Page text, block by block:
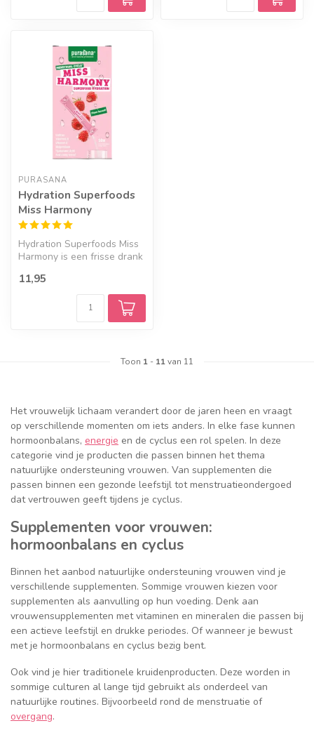
PURASANA
Hydration Superfoods
Miss Harmony
Hydration Superfoods Miss
Harmony is een frisse drank
...
11,95
Toon 1 - 11van 11
Het vrouwelijk lichaam verandert door de jaren heen en vraagt
op verschillende momenten om iets anders. In elke fase kunnen
hormoonbalans, energie en de cyclus een rol spelen. In deze
categorie vind je producten die passen binnen het thema
natuurlijke ondersteuning vrouwen. Van supplementen die
passen binnen een gezonde leefstijl tot menstruatieondergoed
dat vertrouwen geeft tijdens je cyclus.
Supplementen voor vrouwen:
hormoonbalans en cyclus
Binnen het aanbod natuurlijke ondersteuning vrouwen vind je
verschillende supplementen. Sommige vrouwen kiezen voor
supplementen als aanvulling op hun voeding. Denk aan
vrouwensupplementen met vitaminen en mineralen die passen bij
een actieve leefstijl en drukke periodes. Of wanneer je bewust
met je hormoonbalans en cyclus bezig bent.
Ook vind je hier traditionele kruidenproducten. Deze worden in
sommige culturen al lange tijd gebruikt als onderdeel van
natuurlijke routines. Bijvoorbeeld rond de menstruatie of
overgang.